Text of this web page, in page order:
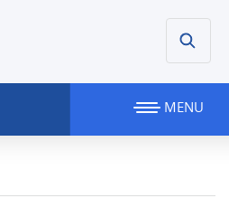
MENU